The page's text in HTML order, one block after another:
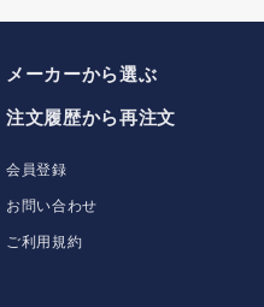
メーカーから選ぶ
注文履歴から再注文
会員登録
お問い合わせ
ご利用規約